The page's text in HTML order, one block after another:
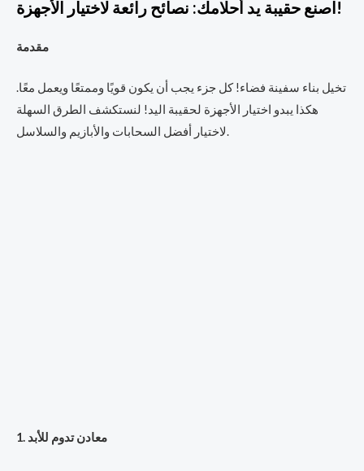
اصنع حقيبة يد أحلامك: نصائح رائعة لاختيار الأجهزة!
مقدمة
تخيل بناء سفينة فضاء! كل جزء يجب أن يكون قويًا وممتعًا ويعمل معًا.
هكذا يبدو اختيار الأجهزة لحقيبة اليد! لنستكشف الطرق السهلة
لاختيار أفضل السحابات والأبازيم والسلاسل.
1. معادن تدوم للأبد